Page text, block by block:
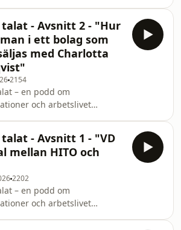
verkligen händer i
och på arbetsplatser –
I Ärligt talat – om
och arbetslivet lyfter vi
som många tänker på men
högt. Om ledarskap som
och ledarskap som inte
Om kulturer som lyfter
och strukturer som b
- Avsnitt 2 - "Hur
i ett bolag som
med Charlotta
2154
– en podd om
och arbetslivet
verkligen händer i
och på arbetsplatser –
I Ärligt talat – om
och arbetslivet lyfter vi
som många tänker på men
högt. Om ledarskap som
och ledarskap som inte
Om kulturer som lyfter
- Avsnitt 1 - "VD
mellan HITO och
2202
– en podd om
och arbetslivet